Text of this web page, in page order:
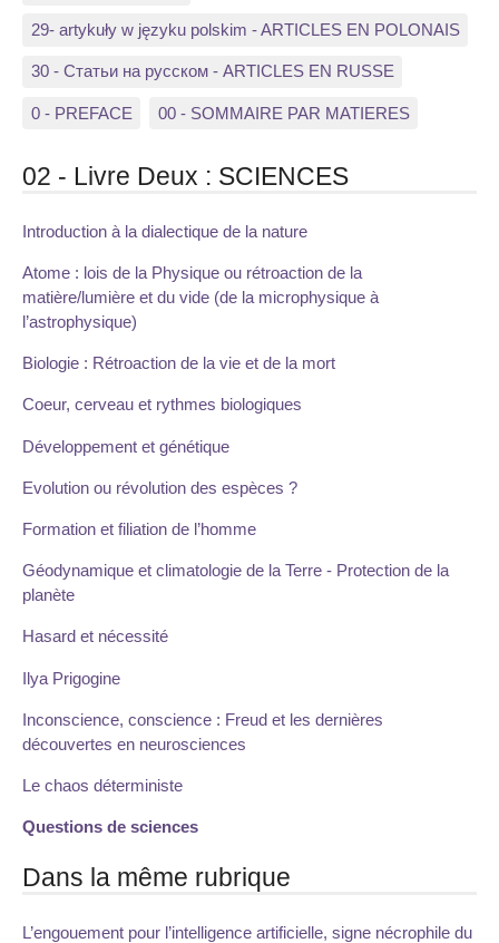
29- artykuły w języku polskim - ARTICLES EN POLONAIS
30 - Статьи на русском - ARTICLES EN RUSSE
0 - PREFACE 00 - SOMMAIRE PAR MATIERES
02 - Livre Deux : SCIENCES
Introduction à la dialectique de la nature
Atome : lois de la Physique ou rétroaction de la
matière/lumière et du vide (de la microphysique à
l’astrophysique)
Biologie : Rétroaction de la vie et de la mort
Coeur, cerveau et rythmes biologiques
Développement et génétique
Evolution ou révolution des espèces ?
Formation et filiation de l’homme
Géodynamique et climatologie de la Terre - Protection de la
planète
Hasard et nécessité
Ilya Prigogine
Inconscience, conscience : Freud et les dernières
découvertes en neurosciences
Le chaos déterministe
Questions de sciences
Dans la même rubrique
L’engouement pour l’intelligence artificielle, signe nécrophile du